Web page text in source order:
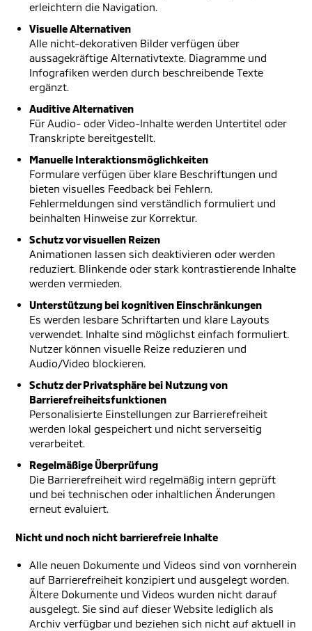
erleichtern die Navigation.
Visuelle Alternativen
Alle nicht-dekorativen Bilder verfügen über
aussagekräftige Alternativtexte. Diagramme und
Infografiken werden durch beschreibende Texte
ergänzt.
Auditive Alternativen
Für Audio- oder Video-Inhalte werden Untertitel oder
Transkripte bereitgestellt.
Manuelle Interaktionsmöglichkeiten
Formulare verfügen über klare Beschriftungen und
bieten visuelles Feedback bei Fehlern.
Fehlermeldungen sind verständlich formuliert und
beinhalten Hinweise zur Korrektur.
Schutz vor visuellen Reizen
Animationen lassen sich deaktivieren oder werden
reduziert. Blinkende oder stark kontrastierende Inhalte
werden vermieden.
Unterstützung bei kognitiven Einschränkungen
Es werden lesbare Schriftarten und klare Layouts
verwendet. Inhalte sind möglichst einfach formuliert.
Nutzer können visuelle Reize reduzieren und
Audio/Video blockieren.
Schutz der Privatsphäre bei Nutzung von
Barrierefreiheitsfunktionen
Personalisierte Einstellungen zur Barrierefreiheit
werden lokal gespeichert und nicht serverseitig
verarbeitet.
Regelmäßige Überprüfung
Die Barrierefreiheit wird regelmäßig intern geprüft
und bei technischen oder inhaltlichen Änderungen
erneut evaluiert.
Nicht und noch nicht barrierefreie Inhalte
Alle neuen Dokumente und Videos sind von vornherein
auf Barrierefreiheit konzipiert und ausgelegt worden.
Ältere Dokumente und Videos wurden nicht darauf
ausgelegt. Sie sind auf dieser Website lediglich als
Archiv verfügbar und beziehen sich nicht auf aktuell in